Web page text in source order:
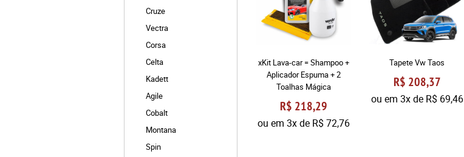
Cruze
Vectra
Corsa
Celta
Kadett
Agile
Cobalt
Montana
Spin
xKit Lava-car = Shampoo +
Aplicador Espuma + 2
Toalhas Mágica
R$ 218,29
ou em 3xde R$ 72,76
Tapete Vw Taos
R$ 208,37
ou em 3xde R$ 69,46